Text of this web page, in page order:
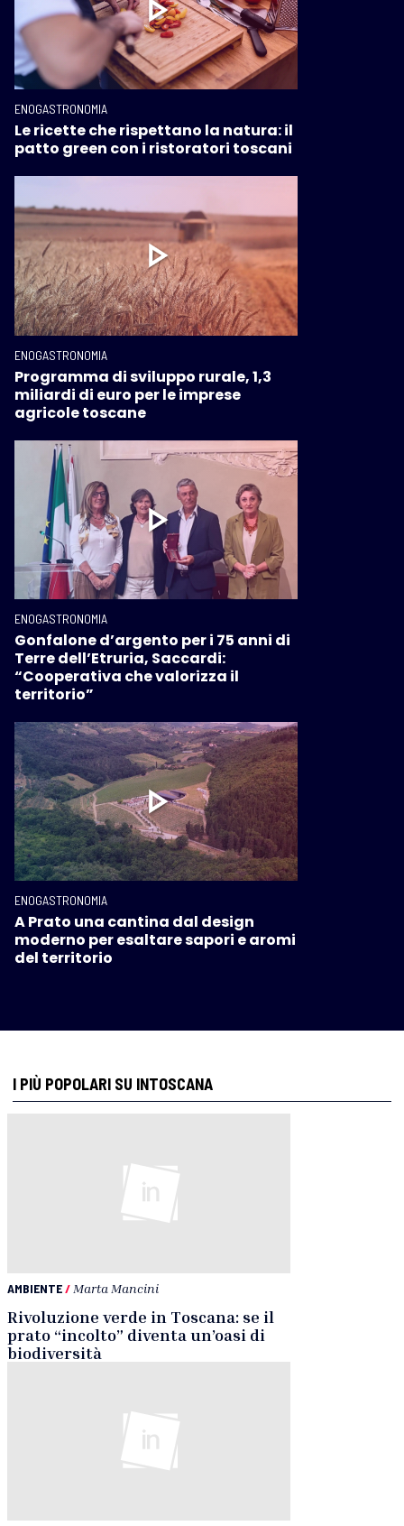
ENOGASTRONOMIA
Le ricette che rispettano la natura: il
patto green con i ristoratori toscani
ENOGASTRONOMIA
Programma di sviluppo rurale, 1,3
miliardi di euro per le imprese
agricole toscane
ENOGASTRONOMIA
Gonfalone d’argento per i 75 anni di
Terre dell’Etruria, Saccardi:
“Cooperativa che valorizza il
territorio”
ENOGASTRONOMIA
A Prato una cantina dal design
moderno per esaltare sapori e aromi
del territorio
I PIÙ POPOLARI SU INTOSCANA
AMBIENTE/ Marta Mancini
Rivoluzione verde in Toscana: se il
prato “incolto” diventa un’oasi di
biodiversità